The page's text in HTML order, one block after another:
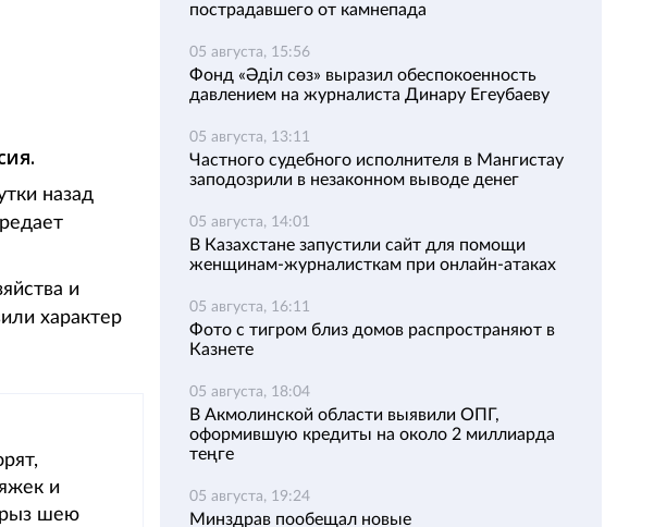
назад
и
характер
и
шею
пострадавшего от камнепада
05 августа, 15:56
Фонд «Әділ сөз» выразил обеспокоенность
давлением на журналиста Динару Егеубаеву
05 августа, 13:11
Частного судебного исполнителя в Мангистау
заподозрили в незаконном выводе денег
05 августа, 14:01
В Казахстане запустили сайт для помощи
женщинам-журналисткам при онлайн-атаках
05 августа, 16:11
Фото с тигром близ домов распространяют в
Казнете
05 августа, 18:04
В Акмолинской области выявили ОПГ,
оформившую кредиты на около 2 миллиарда
теңге
05 августа, 19:24
Минздрав пообещал новые